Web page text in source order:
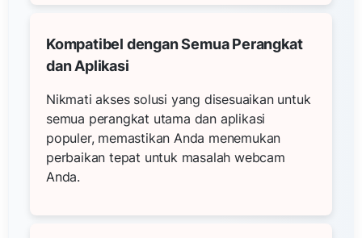
Kompatibel dengan Semua Perangkat
dan Aplikasi
Nikmati akses solusi yang disesuaikan untuk
semua perangkat utama dan aplikasi
populer, memastikan Anda menemukan
perbaikan tepat untuk masalah webcam
Anda.